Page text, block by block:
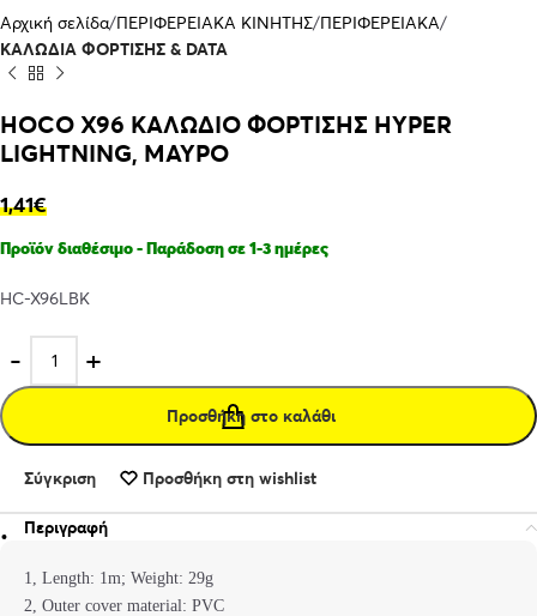
Αρχική σελίδα ΠΕΡΙΦΕΡΕΙΑΚΑ ΚΙΝΗΤΗΣ ΠΕΡΙΦΕΡΕΙΑΚΑ
ΚΑΛΩΔΙΑ ΦΟΡΤΙΣΗΣ & DATA
HOCO X96 ΚΑΛΩΔΙΟ ΦΟΡΤΙΣΗΣ HYPER
LIGHTNING, ΜΑΥΡΟ
1,41€
Προϊόν διαθέσιμο - Παράδοση σε 1-3 ημέρες
HC-X96LBK
Προσθήκη στο καλάθι
Σύγκριση Προσθήκη στη wishlist
Περιγραφή
1, Length: 1m; Weight: 29g
2, Outer cover material: PVC